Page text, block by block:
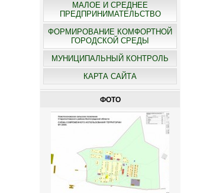
МАЛОЕ И СРЕДНЕЕ
ПРЕДПРИНИМАТЕЛЬСТВО
ФОРМИРОВАНИЕ КОМФОРТНОЙ
ГОРОДСКОЙ СРЕДЫ
МУНИЦИПАЛЬНЫЙ КОНТРОЛЬ
КАРТА САЙТА
ФОТО